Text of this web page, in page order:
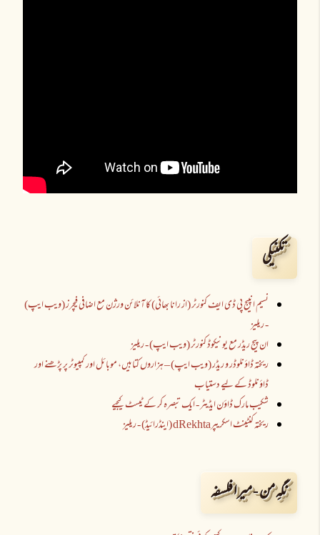
تکنیکی
نسیم انپیج پی ڈی ایف کنورٹر (از رانا بھائی) کا آنلائن ورژن مع اضافی فیچرز (ویب ایپ)
- ریلیز
ان پیج ریڈر مع یونیکوڈ کنورٹر (ویب ایپ) - ریلیز
ریختہ ڈاؤنلوڈر و ریڈر (ویب ایپ) – ہزاروں کتابیں، موبائل اور کمپیوٹر پر پڑھنے اور
ڈاؤنلوڈ کے لیے دستیاب
شکیب مارک ڈاؤن ایڈیٹر - ایک تبصرہ کر کے ٹیسٹ کیجیے
ریختہ کنٹینٹ اسکریپرdRekhta (اینڈرائیڈ) - ریلیز
نگہِ من - میرا فلسفہ